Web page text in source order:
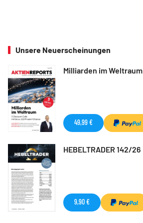
Unsere Neuerscheinungen
Milliarden im Weltraum
49,99 €
HEBELTRADER 142/26
9,90 €